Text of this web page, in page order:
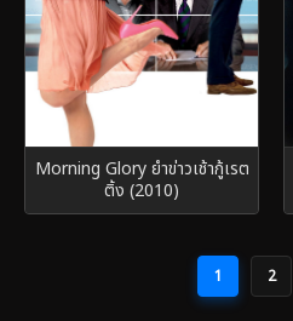
Morning Glory ยำข่าวเช้ากู้เรต
ติ้ง (2010)
1 2